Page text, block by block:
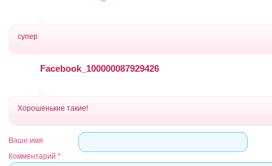
супер
Facebook_100000087929426
Хорошенькие такие!
Ваше имя
Комментарий *